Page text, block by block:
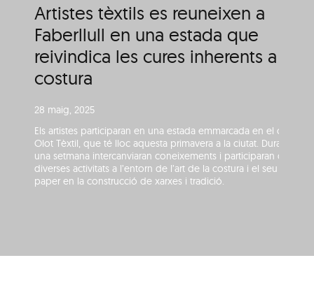
Artistes tèxtils es reuneixen a
Faberllull en una estada que
reivindica les cures inherents a la
costura
28 maig, 2025
Els artistes participaran en una estada emmarcada en el cicle
Olot Tèxtil, que té lloc aquesta primavera a la ciutat. Durant
una setmana intercanviaran coneixements i participaran de
diverses activitats a l’entorn de l’art de la costura i el seu
paper en la construcció de xarxes i tradició.